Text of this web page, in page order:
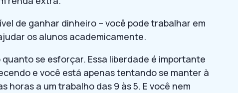
de ganhar dinheiro – você pode trabalhar em
os alunos academicamente.
se esforçar. Essa liberdade é importante
e você está apenas tentando se manter à
horas a um trabalho das 9 às 5. E você nem